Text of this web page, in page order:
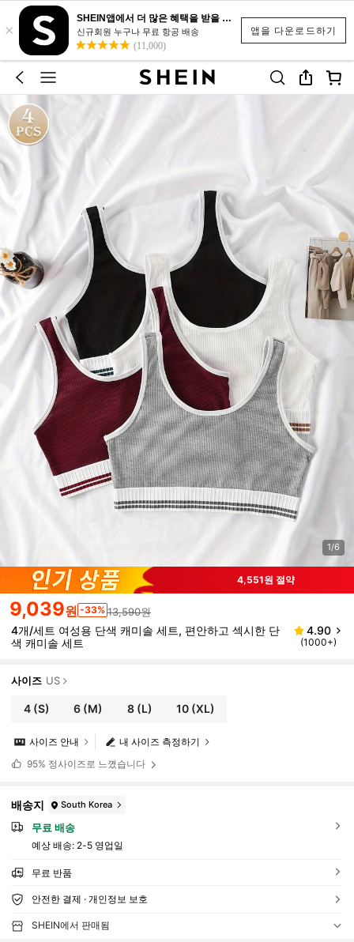
앱을 다운로드하기
×
SHEIN앱에서 더 많은 혜택을 받을 수 있어요.
신규회원 누구나 무료 항공 배송
(11,000)
1/6
4,551원 절약
9,039원 -33% 13,590원
4개/세트 여성용 단색 캐미솔 세트, 편안하고 섹시한 단
색 캐미솔 세트
4.90
(1000+)
사이즈 US
4 (S) 6 (M) 8(L) 10 (XL)
내 사이즈 측정하기
사이즈 안내
95% 정사이즈로 느꼈습니다
배송지 South Korea
무료 배송
예상 배송: 2-5 영업일
무료 반품
안전한 결제 · 개인정보 보호
SHEIN에서 판매됨